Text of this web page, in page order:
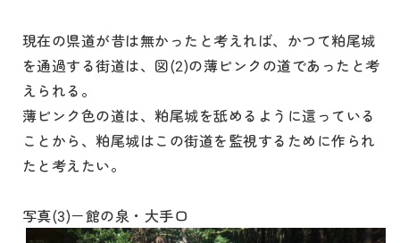
現在の県道が昔は無かったと考えれば、かつて粕尾城
を通過する街道は、図(2)の薄ピンクの道であったと考
えられる。
薄ピンク色の道は、粕尾城を舐めるように這っている
ことから、粕尾城はこの街道を監視するために作られ
たと考えたい。
写真(3)－館の泉・大手口